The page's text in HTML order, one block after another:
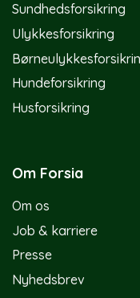
Sundhedsforsikring
Ulykkesforsikring
Hundeforsikring
Husforsikring
Om Forsia
Om os
Job & karriere
Presse
Nyhedsbrev